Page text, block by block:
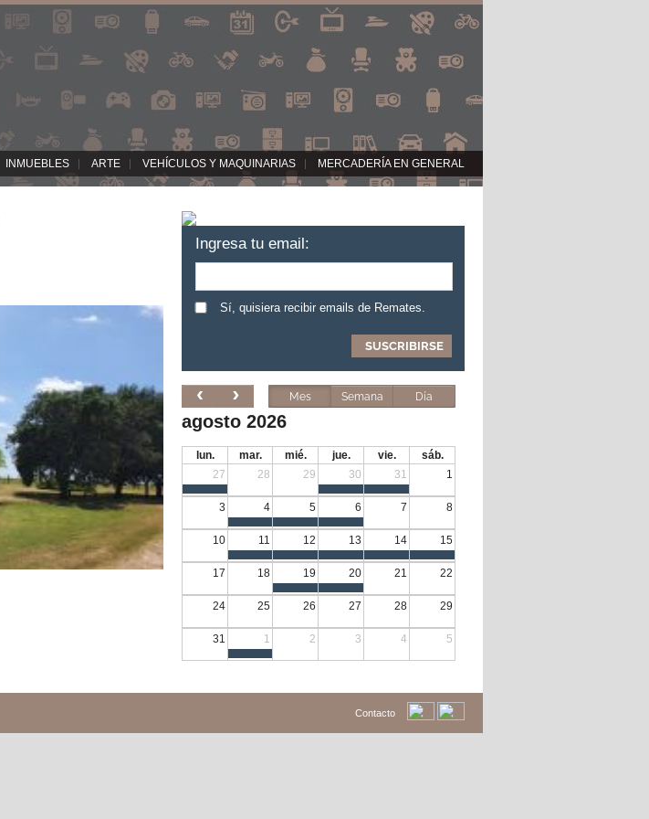
INMUEBLES ARTE VEHÍCULOS Y MAQUINARIAS MERCADERÍA EN GENERAL
Ingresa tu email:
Sí, quisiera recibir emails de Remates.
Mes Semana Día
agosto 2026
lun. mar. mié. jue. vie.
sáb.
27
28 29 30 31 1
3 4 5 6 7 8
10 11 12 13 14 15
17 18 19 20 21 22
24 25 26 27 28 29
31 1 2 3 4 5
Contacto